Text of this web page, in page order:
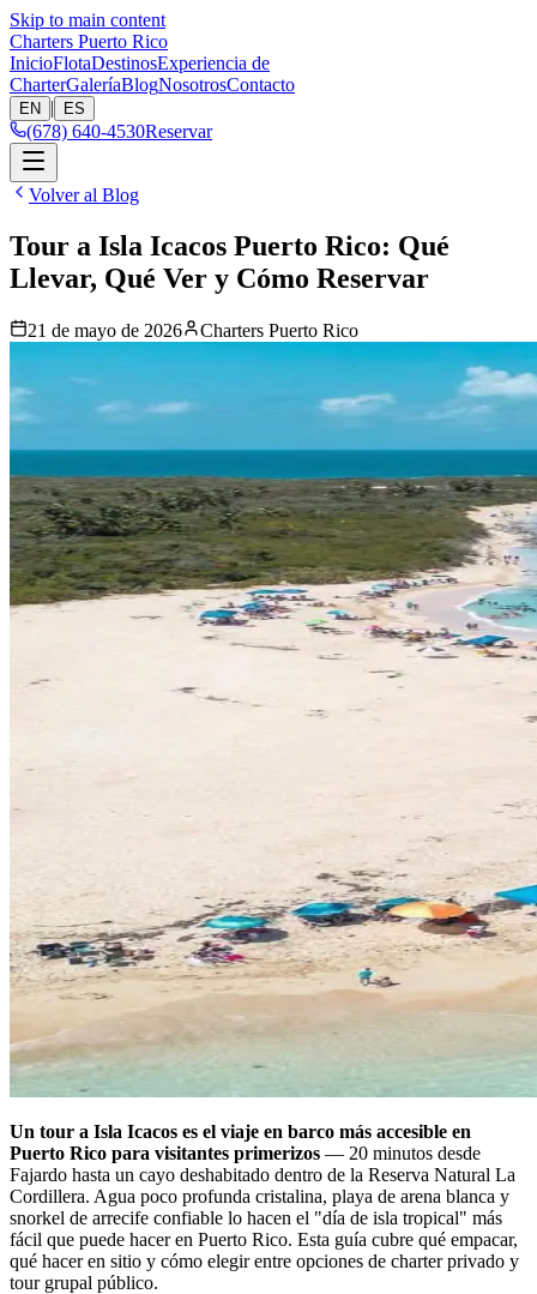
Skip to main content
Charters Puerto Rico
InicioFlotaDestinosExperiencia de
CharterGaleríaBlogNosotrosContacto
EN | ES
(678) 640-4530Reservar
Volver al Blog
Tour a Isla Icacos Puerto Rico: Qué
Llevar, Qué Ver y Cómo Reservar
21 de mayo de 2026 Charters Puerto Rico
Un tour a Isla Icacos es el viaje en barco más accesible en
Puerto Rico para visitantes primerizos — 20 minutos desde
Fajardo hasta un cayo deshabitado dentro de la Reserva Natural La
Cordillera. Agua poco profunda cristalina, playa de arena blanca y
snorkel de arrecife confiable lo hacen el "día de isla tropical" más
fácil que puede hacer en Puerto Rico. Esta guía cubre qué empacar,
qué hacer en sitio y cómo elegir entre opciones de charter privado y
tour grupal público.